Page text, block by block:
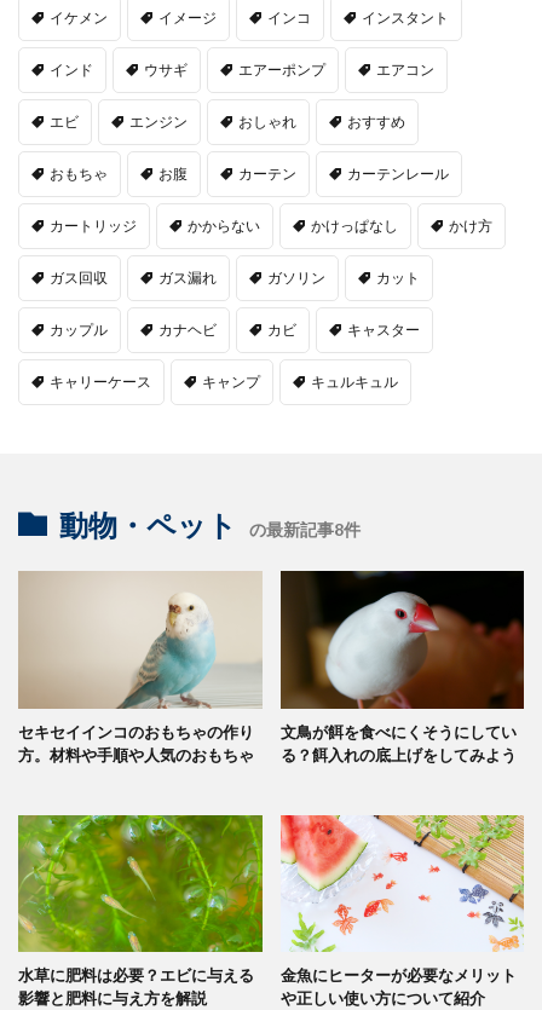
イケメン イメージ インコ インスタント
インド ウサギ エアーポンプ エアコン
エビ エンジン おしゃれ おすすめ
おもちゃ お腹 カーテン カーテンレール
カートリッジ かからない かけっぱなし かけ方
ガス回収 ガス漏れ ガソリン カット
カップル カナヘビ カビ キャスター
キャリーケース キャンプ キュルキュル
動物・ペット の最新記事8件
セキセイインコのおもちゃの作り
方。材料や手順や人気のおもちゃ
文鳥が餌を食べにくそうにしてい
る？餌入れの底上げをしてみよう
水草に肥料は必要？エビに与える
影響と肥料に与え方を解説
金魚にヒーターが必要なメリット
や正しい使い方について紹介